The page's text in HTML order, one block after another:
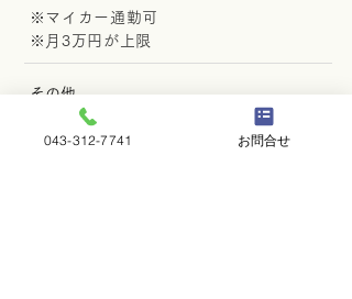
※マイカー通勤可
※月3万円が上限
その他
雇用形態、賃金、支払方法、休日、様々
な条件も面接時にご相談ください。女性
043-312-7741 お問合せ